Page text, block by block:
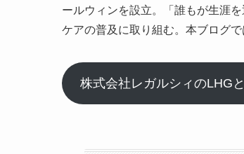
ールウィンを設立。「誰もが生涯
ケアの普及に取り組む。本ブログ
株式会社レガルシィのLHG